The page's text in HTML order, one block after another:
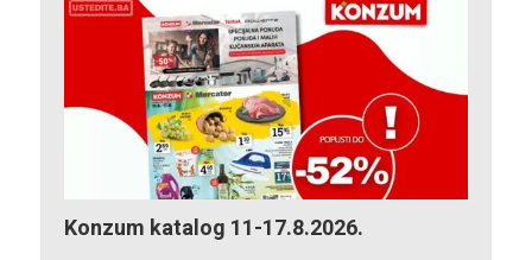
Konzum katalog 11-17.8.2026.